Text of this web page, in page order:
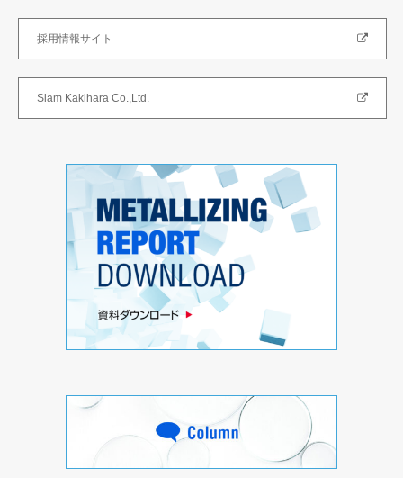
採用情報サイト
Siam Kakihara Co.,Ltd.